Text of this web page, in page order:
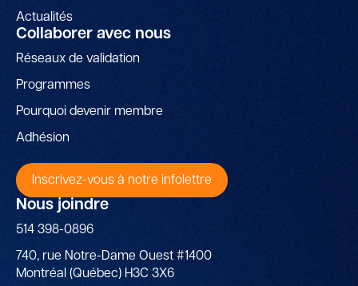
Actualités
Collaborer avec nous
Réseaux de validation
Programmes
Pourquoi devenir membre
Adhésion
Inscrivez-vous à notre infolettre
Nous joindre
514 398-0896
740, rue Notre-Dame Ouest #1400
Montréal (Québec) H3C 3X6